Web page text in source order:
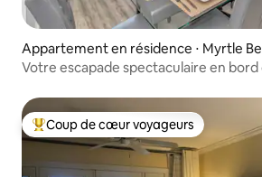
Appartement en résidence ⋅ Myrtle
Votre escapade spectaculaire en bord
Coups de cœur voyageurs les plus
Coup de cœur voyageurs